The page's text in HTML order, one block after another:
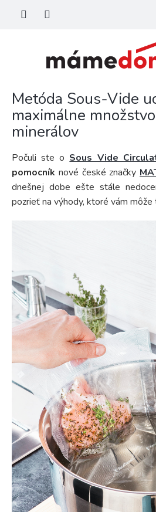
Metóda Sous-Vide
maximálne
minerálov
Počuli ste o Sous Vide
pomocník nové české značky
dnešnej dobe ešte stále
pozrieť na výhody, ktoré vám